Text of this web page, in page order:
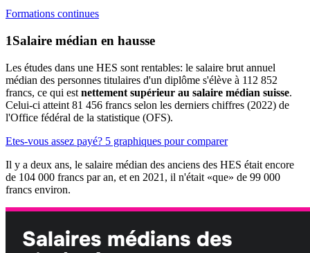
Formations continues
Salaire médian en hausse
Les études dans une HES sont rentables: le salaire brut annuel
médian des personnes titulaires d'un diplôme s'élève à 112 852
francs, ce qui est nettement supérieur au salaire médian suisse.
Celui-ci atteint 81 456 francs selon les derniers chiffres (2022) de
l'Office fédéral de la statistique (OFS).
Etes-vous assez payé? 5 graphiques pour comparer
Il y a deux ans, le salaire médian des anciens des HES était encore
de 104 000 francs par an, et en 2021, il n'était «que» de 99 000
francs environ.